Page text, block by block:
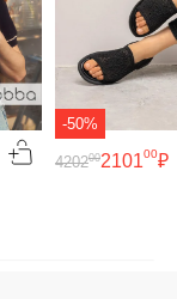
-50%
210100₽
420200